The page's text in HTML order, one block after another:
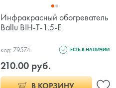
Инфракрасный обогреватель
Ballu BIH-T-1.5-E
код: 79574 ЕСТЬ В НАЛИЧИИ
210.00 руб.
В КОРЗИНУ